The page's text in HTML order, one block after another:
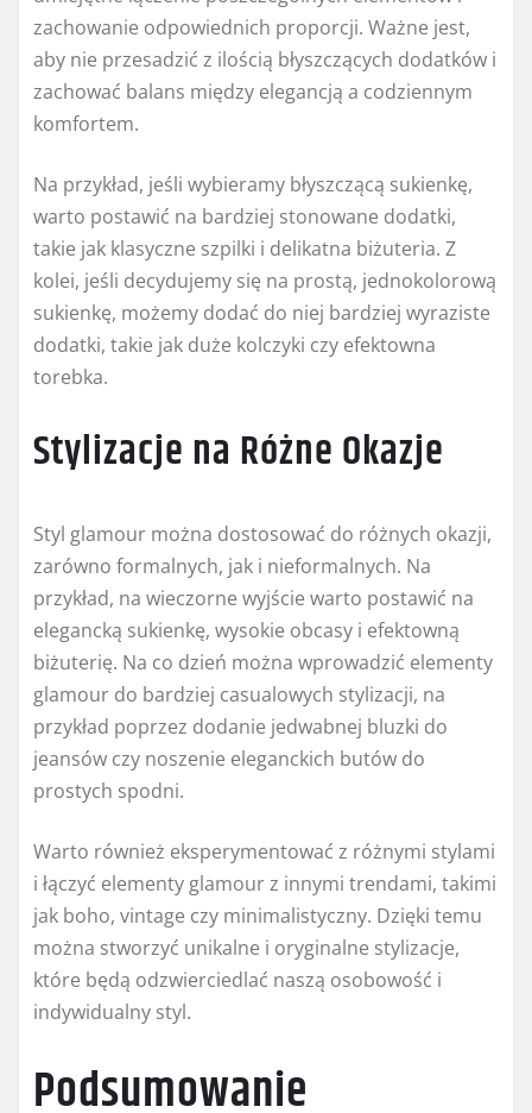
zachowanie odpowiednich proporcji. Ważne jest,
aby nie przesadzić z ilością błyszczących dodatków i
zachować balans między elegancją a codziennym
komfortem.
Na przykład, jeśli wybieramy błyszczącą sukienkę,
warto postawić na bardziej stonowane dodatki,
takie jak klasyczne szpilki i delikatna biżuteria. Z
kolei, jeśli decydujemy się na prostą, jednokolorową
sukienkę, możemy dodać do niej bardziej wyraziste
dodatki, takie jak duże kolczyki czy efektowna
torebka.
Stylizacje na Różne Okazje
Styl glamour można dostosować do różnych okazji,
zarówno formalnych, jak i nieformalnych. Na
przykład, na wieczorne wyjście warto postawić na
elegancką sukienkę, wysokie obcasy i efektowną
biżuterię. Na co dzień można wprowadzić elementy
glamour do bardziej casualowych stylizacji, na
przykład poprzez dodanie jedwabnej bluzki do
jeansów czy noszenie eleganckich butów do
prostych spodni.
Warto również eksperymentować z różnymi stylami
i łączyć elementy glamour z innymi trendami, takimi
jak boho, vintage czy minimalistyczny. Dzięki temu
można stworzyć unikalne i oryginalne stylizacje,
które będą odzwierciedlać naszą osobowość i
indywidualny styl.
Podsumowanie